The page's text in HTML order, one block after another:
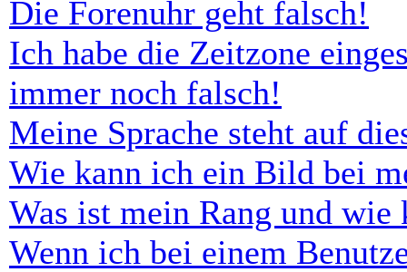
Die Forenuhr geht falsch!
Ich habe die Zeitzone
immer noch falsch!
Meine Sprache steht auf
Wie kann ich ein Bild bei
Was ist mein Rang und wie
Wenn ich bei einem